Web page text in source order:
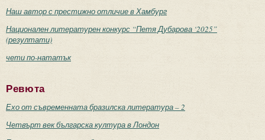
Наш автор с престижно отличие в Хамбург
Национален литературен конкурс “Петя Дубарова ‘2025”
(резултати)
чети по-нататък
Ревюта
Ехо от съвременната бразилска литература – 2
Четвърт век българска култура в Лондон